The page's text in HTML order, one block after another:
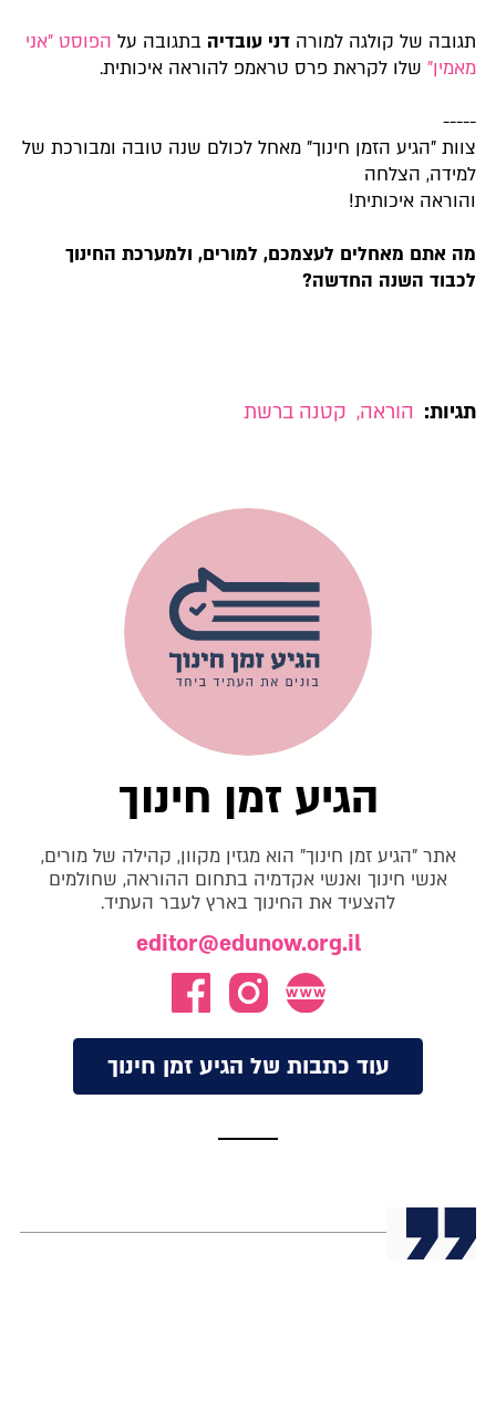
תגובה של קולגה למורה דני עובדיה בתגובה על הפוסט "אני
מאמין"שלו לקראת פרס טראמפ להוראה איכותית.
-----
צוות "הגיע הזמן חינוך" מאחל לכולם שנה טובה ומבורכת של
למידה, הצלחה
והוראה איכותית!
מה אתם מאחלים לעצמכם, למורים, ולמערכת החינוך
לכבוד השנה החדשה?
תגיות: הוראה, קטנה ברשת
הגיע זמן חינוך
אתר "הגיע זמן חינוך" הוא מגזין מקוון, קהילה של מורים,
אנשי חינוך ואנשי אקדמיה בתחום ההוראה, שחולמים
להצעיד את החינוך בארץ לעבר העתיד.
editor@edunow.org.il
עוד כתבות של הגיע זמן חינוך